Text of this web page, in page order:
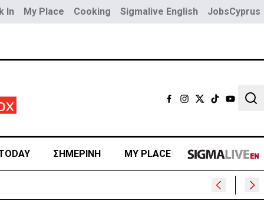
In My Place Cooking Sigmalive English JobsCyprus
ΣΗΜΕΡΙΝΗ MY PLACE